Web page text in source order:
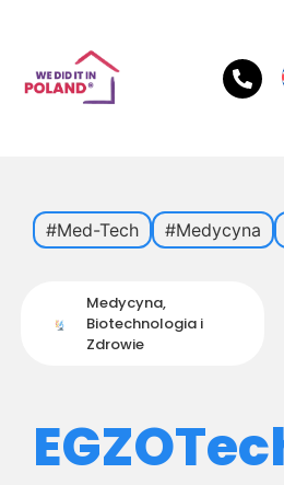
#Med-Tech #Medycyna
Medycyna,
Biotechnologia i
Zdrowie